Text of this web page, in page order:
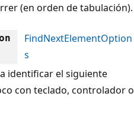
(en orden de tabulación).
FindNextElementOption
s
identificar el siguiente
con teclado, controlador o